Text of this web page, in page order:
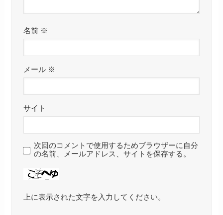
名前 ※
メール ※
サイト
次回のコメントで使用するためブラウザーに自分
の名前、メールアドレス、サイトを保存する。
上に表示された文字を入力してください。